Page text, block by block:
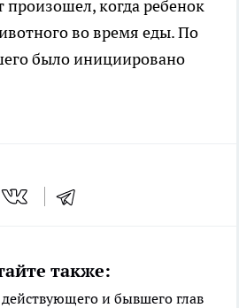
когда ребенок
во время еды. По
было инициировано
также:
и бывшего глав